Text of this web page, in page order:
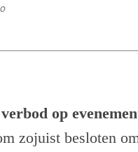
op
zojuist besloten